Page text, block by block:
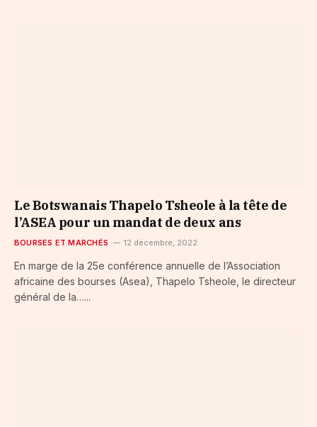
Le Botswanais Thapelo Tsheole à la tête de
l’ASEA pour un mandat de deux ans
BOURSES ET MARCHÉS 12 décembre, 2022
En marge de la 25e conférence annuelle de l’Association
africaine des bourses (Asea), Thapelo Tsheole, le directeur
général de la…...